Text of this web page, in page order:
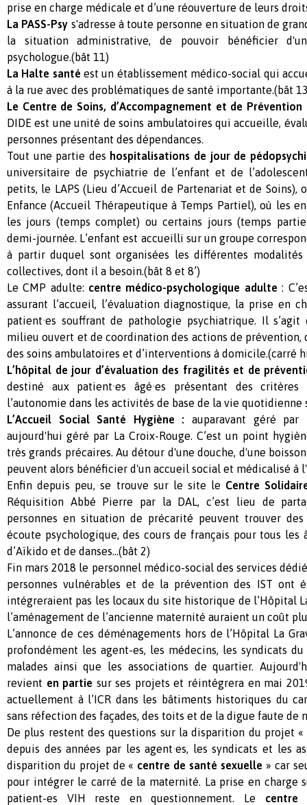
prise en charge médicale et d’une réouverture de leurs
La PASS-Psy s'adresse à toute personne en situation de
la situation administrative, de pouvoir bénéficier
psychologue.(bât 11)
La Halte santé est un établissement médico-social qui
à la rue avec des problématiques de santé importante.(bât
Le Centre de Soins, d’Accompagnement et de
DIDE est une unité de soins ambulatoires qui accueille,
personnes présentant des dépendances.
Tout une partie des hospitalisations de jour de
universitaire de psychiatrie de l’enfant et de
petits, le LAPS (Lieu d’Accueil de Partenariat et de Soins),
Enfance (Accueil Thérapeutique à Temps Partiel), où les
les jours (temps complet) ou certains jours (temps
demi-journée. L’enfant est accueilli sur un groupe
à partir duquel sont organisées les différentes modalités
collectives, dont il a besoin.(bât 8 et 8’)
Le CMP adulte: centre médico-psychologique adulte :
assurant l’accueil, l’évaluation diagnostique, la prise en
patient·es souffrant de pathologie psychiatrique. Il s’agit
milieu ouvert et de coordination des actions de prévention,
des soins ambulatoires et d’interventions à domicile.(carré
L’hôpital de jour d’évaluation des fragilités et de
destiné aux patient·es âgé·es présentant des
l’autonomie dans les activités de base de la vie quotidienne
L’Accueil Social Santé Hygiène : auparavant géré
aujourd'hui géré par La Croix-Rouge. C’est un point
très grands précaires. Au détour d'une douche, d'une
peuvent alors bénéficier d'un accueil social et médicalisé à
Enfin depuis peu, se trouve sur le site le Centre
Réquisition Abbé Pierre par la DAL, c’est lieu de
personnes en situation de précarité peuvent trouver
écoute psychologique, des cours de français pour tous les
d’Aïkido et de danses…(bât 2)
Fin mars 2018 le personnel médico-social des services
personnes vulnérables et de la prévention des IST ont
intégreraient pas les locaux du site historique de l’Hôpital
l’aménagement de l’ancienne maternité auraient un coût
L’annonce de ces déménagements hors de l’Hôpital La
profondément les agent-es, les médecins, les syndicats du
malades ainsi que les associations de quartier.
revient en partie sur ses projets et réintégrera en mai
actuellement à l’ICR dans les bâtiments historiques du
sans réfection des façades, des toits et de la digue faute de
De plus restent des questions sur la disparition du projet «
depuis des années par les agent·es, les syndicats et les
disparition du projet de « centre de santé sexuelle » car
pour intégrer le carré de la maternité. La prise en charge
patient-es VIH reste en questionnement. Le centre